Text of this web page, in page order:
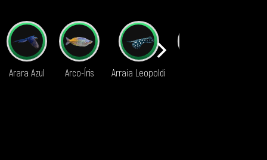
Arara Azul Arco-Íris Arraia Leopoldi